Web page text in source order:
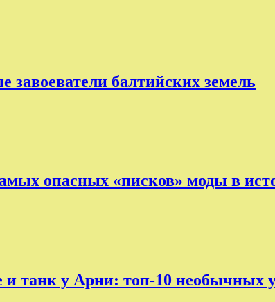
завоеватели балтийских земель
опасных «писков» моды в
и танк у Арни: топ-10 необычных